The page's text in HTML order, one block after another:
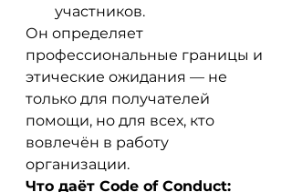
участников.
Он определяет
профессиональные границы и
этические ожидания — не
только для получателей
помощи, но для всех, кто
вовлечён в работу
организации.
Что даёт Code of Conduct: